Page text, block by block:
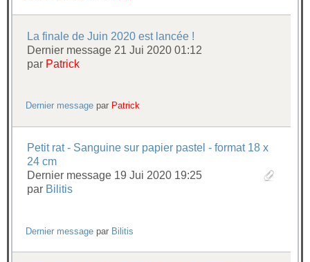
La finale de Juin 2020 est lancée !
Dernier message 21 Jui 2020 01:12
par Patrick
Dernier message par Patrick
Petit rat - Sanguine sur papier pastel - format 18 x
24 cm
Dernier message 19 Jui 2020 19:25
par Bilitis
Dernier message par Bilitis